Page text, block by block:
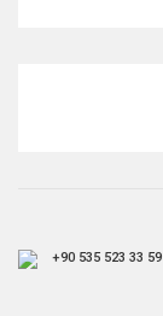
+90 535 523 33 59